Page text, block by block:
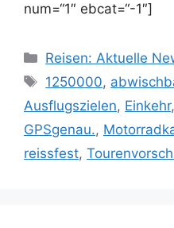
num=“1″ ebcat=“-1″]
Kategorien
Reisen: Aktuelle
Schlagwörter
1250000,
Ausflugszielen, Einkehr,
GPSgenau.,
reissfest,